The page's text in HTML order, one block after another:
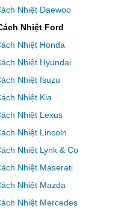
Nhiệt Daewoo
Nhiệt Ford
Nhiệt Honda
Nhiệt Hyundai
Nhiệt Isuzu
Nhiệt Kia
Nhiệt Lexus
Nhiệt Lincoln
Nhiệt Lynk & Co
Nhiệt Maserati
Nhiệt Mazda
Nhiệt Mercedes